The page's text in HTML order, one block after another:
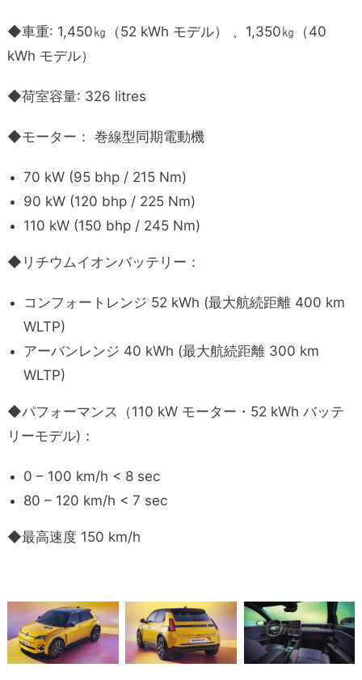
◆車重: 1,450㎏（52 kWh モデル） 、1,350㎏（40
kWh モデル）
◆荷室容量: 326 litres
◆モーター： 巻線型同期電動機
70 kW (95 bhp / 215 Nm)
90 kW (120 bhp / 225 Nm)
110 kW (150 bhp / 245 Nm)
◆リチウムイオンバッテリー：
コンフォートレンジ 52 kWh (最大航続距離 400 km
WLTP)
アーバンレンジ 40 kWh (最大航続距離 300 km
WLTP)
◆パフォーマンス（110 kW モーター・52 kWh バッテ
リーモデル)：
0 – 100 km/h < 8 sec
80 – 120 km/h < 7 sec
◆最高速度 150 km/h